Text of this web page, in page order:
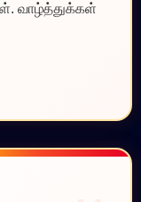
வாழ்த்துக்கள்